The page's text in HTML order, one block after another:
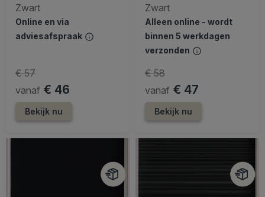
Zwart
Online en via
adviesafspraak
vanaf € 46
€ 57
Bekijk nu
Zwart
Alleen online - wordt
binnen 5 werkdagen
verzonden
vanaf € 47
€ 58
Bekijk nu